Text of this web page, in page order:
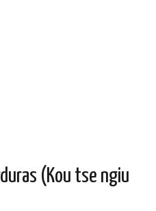
(Kou tse ngiu